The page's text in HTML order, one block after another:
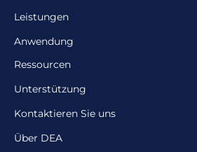
Leistungen
Anwendung
Ressourcen
Unterstützung
Kontaktieren Sie uns
Über DEA